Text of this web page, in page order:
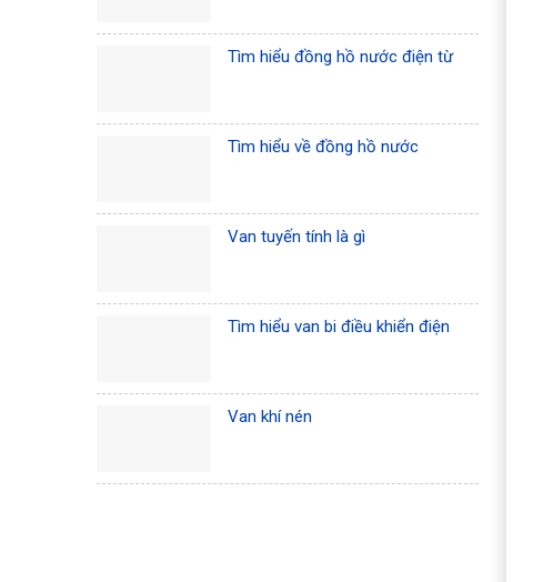
Tìm hiểu đồng hồ nước điện từ
Tìm hiểu về đồng hồ nước
Van tuyến tính là gì
Tìm hiểu van bi điều khiển điện
Van khí nén